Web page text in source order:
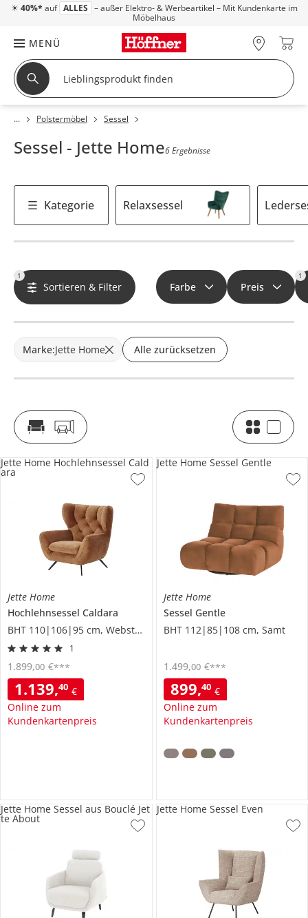
☀ 40%* auf ALLES – außer Elektro- & Werbeartikel – Mit Kundenkarte im
Möbelhaus
MENÜ
Polstermöbel Sessel
Sessel - Jette Home6 Ergebnisse
Kategorie Relaxsessel
1
Sortieren & Filter Farbe Preis
1
Marke:Jette Home Alle zurücksetzen
Jette Home
Hochlehnsessel Caldara
BHT 110|106|95 cm, Webstoff
1
1.139,40 €
Online zum
Kundenkartenpreis
1.899,00 €***
Jette Home Hochlehnsessel Cald
ara
Jette Home
Sessel Gentle
BHT 112|85|108 cm, Samt
899,40 €
Online zum
Kundenkartenpreis
1.499,00 €***
Jette Home Sessel Gentle
Jette Home Sessel aus Bouclé Jet
te About
Jette Home Sessel Even